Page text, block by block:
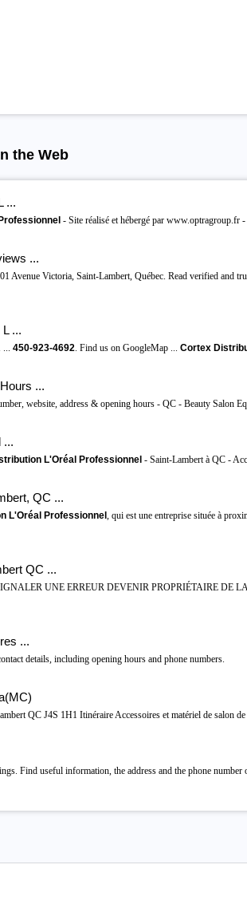
the Web
...
- Site réalisé et hébergé par www.optragroup.fr -
...
Avenue Victoria, Saint-Lambert, Québec. Read verified and
...
... 450-923-4692. Find us on GoogleMap ... Cortex
...
website, address & opening hours - QC - Beauty Salon
...
L'Oréal Professionnel - Saint-Lambert à QC -
QC ...
L'Oréal Professionnel , qui est une entreprise située à
QC ...
UNE ERREUR DEVENIR PROPRIÉTAIRE DE
...
details, including opening hours and phone numbers.
QC J4S 1H1 Itinéraire Accessoires et matériel de salon
Find useful information, the address and the phone